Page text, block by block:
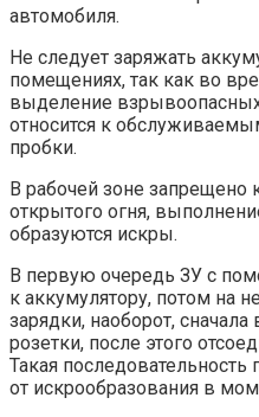
автомобиля.
Не следует заряжать
помещениях, так как во
выделение
относится к
пробки.
В рабочей зоне запрещено
открытого огня,
образуются искры.
В первую очередь ЗУ с
к аккумулятору, потом на
зарядки, наоборот,
розетки, после этого
Такая последовательность
от искрообразования в